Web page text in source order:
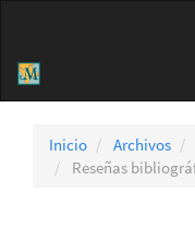
Barra
Inicio Archivos
Reseñas